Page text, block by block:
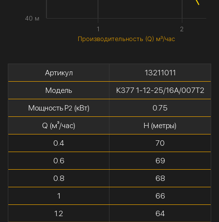
Производительность (Q) м³/час
1 2
40 м
Артикул
13211011
Модель
К377 1-12-25/16А/007Т2
Мощность P2(кВт)
0.75
Q (м³/час)
H (метры)
0.4
70
0.6
69
0.8
68
1
66
1.2
64